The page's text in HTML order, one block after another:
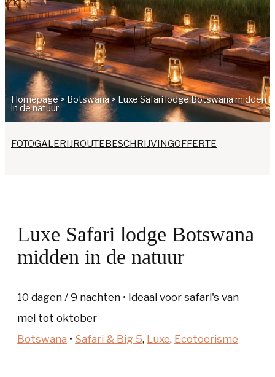
Homepage> Botswana > Luxe Safari lodge Botswana midden
in de natuur
FOTOGALERIJROUTEBESCHRIJVINGOFFERTE
Luxe Safari lodge Botswana
midden in de natuur
10 dagen / 9 nachten • Ideaal voor safari's van
mei tot oktober
Botswana • Safari & Big 5, Luxe, Ecotoerisme